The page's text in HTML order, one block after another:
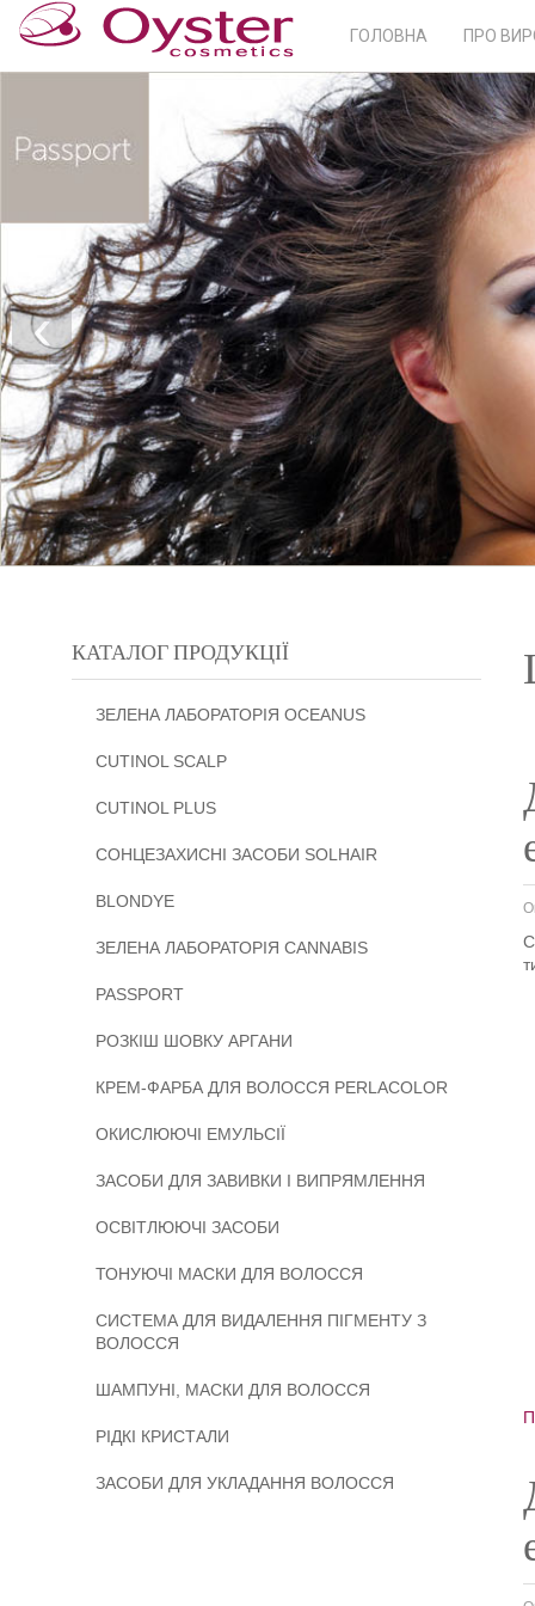
ГОЛОВНА ПРО
‹
КАТАЛОГ ПРОДУКЦІЇ
ЗЕЛЕНА ЛАБОРАТОРІЯ OCEANUS
CUTINOL SCALP
CUTINOL PLUS
СОНЦЕЗАХИСНІ ЗАСОБИ SOLHAIR
BLONDYE
ЗЕЛЕНА ЛАБОРАТОРІЯ CANNABIS
PASSPORT
РОЗКІШ ШОВКУ АРГАНИ
КРЕМ-ФАРБА ДЛЯ ВОЛОССЯ PERLACOLOR
ОКИСЛЮЮЧІ ЕМУЛЬСІЇ
ЗАСОБИ ДЛЯ ЗАВИВКИ І ВИПРЯМЛЕННЯ
ОСВІТЛЮЮЧІ ЗАСОБИ
ТОНУЮЧІ МАСКИ ДЛЯ ВОЛОССЯ
СИСТЕМА ДЛЯ ВИДАЛЕННЯ ПІГМЕНТУ З
ВОЛОССЯ
ШАМПУНІ, МАСКИ ДЛЯ ВОЛОССЯ
РІДКІ КРИСТАЛИ
ЗАСОБИ ДЛЯ УКЛАДАННЯ ВОЛОССЯ